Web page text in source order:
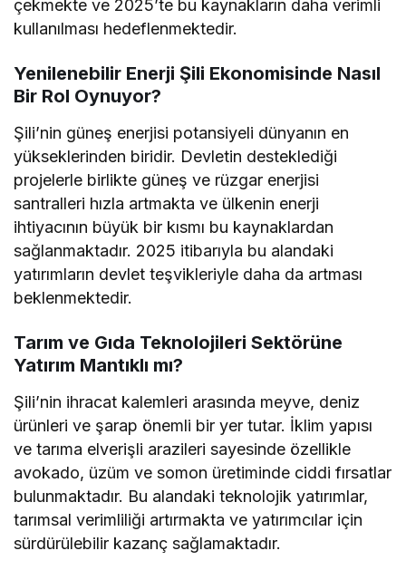
çekmekte ve 2025’te bu kaynakların daha verimli
kullanılması hedeflenmektedir.
Yenilenebilir Enerji Şili Ekonomisinde Nasıl
Bir Rol Oynuyor?
Şili’nin güneş enerjisi potansiyeli dünyanın en
yükseklerinden biridir. Devletin desteklediği
projelerle birlikte güneş ve rüzgar enerjisi
santralleri hızla artmakta ve ülkenin enerji
ihtiyacının büyük bir kısmı bu kaynaklardan
sağlanmaktadır. 2025 itibarıyla bu alandaki
yatırımların devlet teşvikleriyle daha da artması
beklenmektedir.
Tarım ve Gıda Teknolojileri Sektörüne
Yatırım Mantıklı mı?
Şili’nin ihracat kalemleri arasında meyve, deniz
ürünleri ve şarap önemli bir yer tutar. İklim yapısı
ve tarıma elverişli arazileri sayesinde özellikle
avokado, üzüm ve somon üretiminde ciddi fırsatlar
bulunmaktadır. Bu alandaki teknolojik yatırımlar,
tarımsal verimliliği artırmakta ve yatırımcılar için
sürdürülebilir kazanç sağlamaktadır.